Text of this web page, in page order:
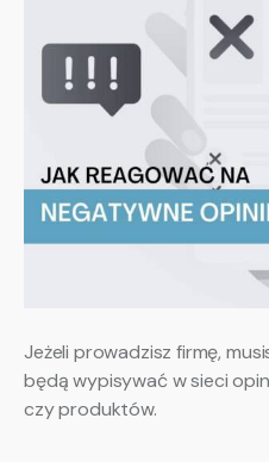
Jeżeli prowadzisz firmę,
będą wypisywać w sieci
czy produktów.